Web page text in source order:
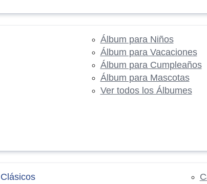
Álbum para Niños
Álbum para Vacaciones
Álbum para Cumpleaños
Álbum para Mascotas
Ver todos los Álbumes
Clásicos